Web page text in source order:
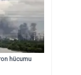
hücumu